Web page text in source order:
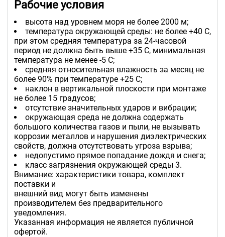
Рабочие условия
высота над уровнем моря не более 2000 м;
температура окружающей среды: не более +40 С,
при этом средняя температура за 24-часовой
период не должна быть выше +35 С, минимальная
температура не менее -5 С;
средняя относительная влажность за месяц не
более 90% при температуре +25 С;
наклон в вертикальной плоскости при монтаже
не более 15 градусов;
отсутствие значительных ударов и вибрации;
окружающая среда не должна содержать
большого количества газов и пыли, не вызывать
коррозии металлов и нарушения диэлектрических
свойств, должна отсутствовать угроза взрыва;
недопустимо прямое попадание дождя и снега;
класс загрязнения окружающей среды 3.
Внимание: характеристики товара, комплект
поставки и
внешний вид могут быть изменены
производителем без предварительного
уведомления.
Указанная информация не является публичной
офертой.